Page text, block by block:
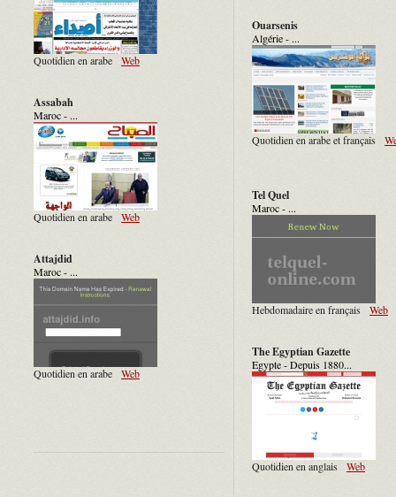
Quotidien en arabe Web
Assabah
Maroc - ...
Quotidien en arabe Web
Attajdid
Maroc - ...
Quotidien en arabe Web
Ouarsenis
Algérie - ...
Quotidien en arabe et français
Tel Quel
Maroc - ...
Hebdomadaire en français Web
The Egyptian Gazette
Egypte - Depuis 1880...
Quotidien en anglais Web